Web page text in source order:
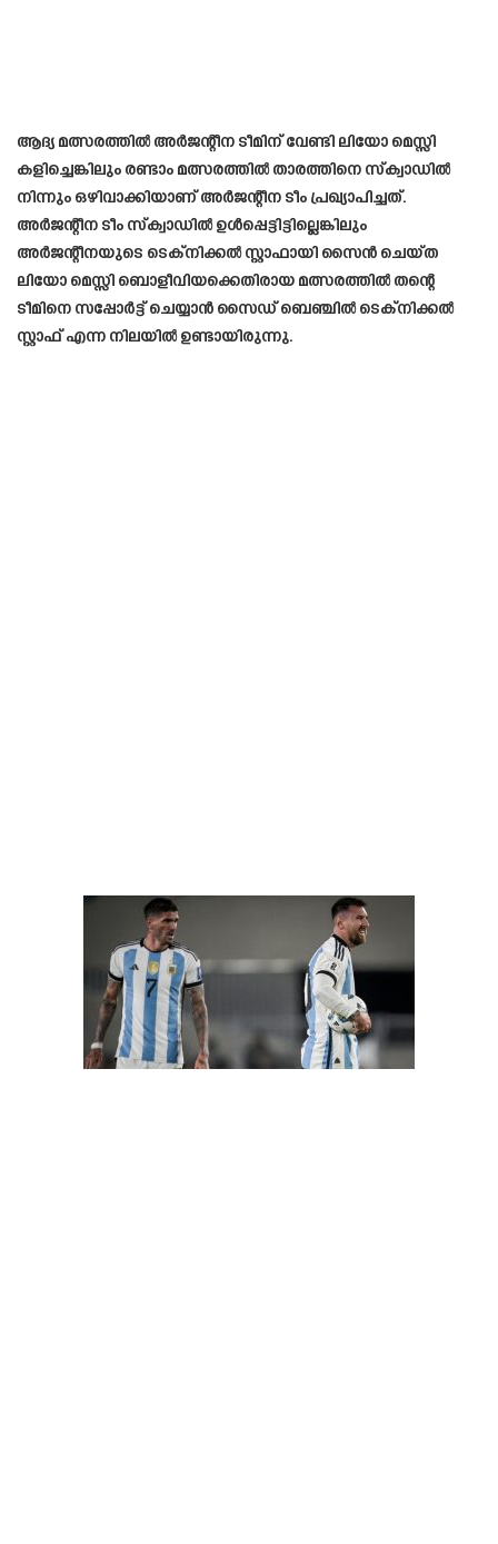
ആദ്യ മത്സരത്തിൽ അർജന്റീന ടീമിന് വേണ്ടി ലിയോ മെസ്സി
കളിച്ചെങ്കിലും രണ്ടാം മത്സരത്തിൽ താരത്തിനെ സ്ക്വാഡിൽ
നിന്നും ഒഴിവാക്കിയാണ് അർജന്റീന ടീം പ്രഖ്യാപിച്ചത്.
അർജന്റീന ടീം സ്ക്വാഡിൽ ഉൾപ്പെട്ടിട്ടില്ലെങ്കിലും
അർജന്റീനയുടെ ടെക്നിക്കൽ സ്റ്റാഫായി സൈൻ ചെയ്ത
ലിയോ മെസ്സി ബൊളീവിയക്കെതിരായ മത്സരത്തിൽ തന്റെ
ടീമിനെ സപ്പോർട്ട് ചെയ്യാൻ സൈഡ് ബെഞ്ചിൽ ടെക്നിക്കൽ
സ്റ്റാഫ് എന്ന നിലയിൽ ഉണ്ടായിരുന്നു.